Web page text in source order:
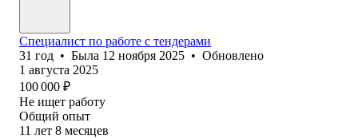
Специалист по работе с тендерами
31 год • Была 12 ноября 2025 • Обновлено
1 августа 2025
100 000 ₽
Не ищет работу
Общий опыт
11 лет 8 месяцев